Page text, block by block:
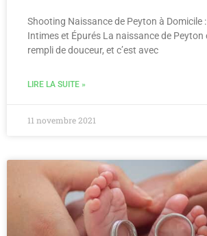
Shooting Naissance de Peyton à Domicile
Intimes et Épurés La naissance de
rempli de douceur, et c’est avec
LIRE LA SUITE »
11 novembre 2021